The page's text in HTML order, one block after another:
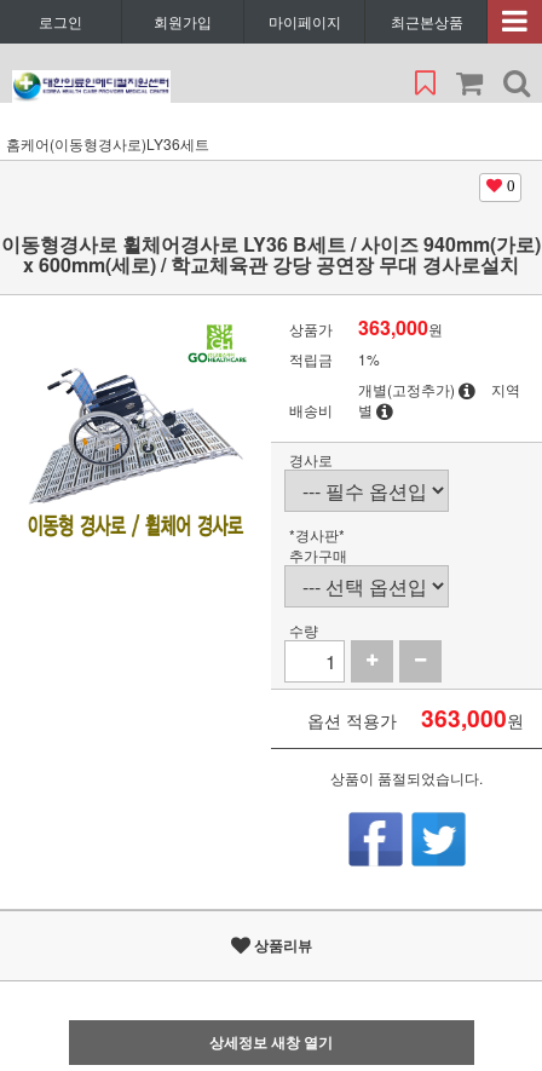
로그인 회원가입 마이페이지 최근본상품
홈케어(이동형경사로)LY36세트
0
이동형경사로 휠체어경사로 LY36 B세트 / 사이즈 940mm(가로)
x 600mm(세로) / 학교체육관 강당 공연장 무대 경사로설치
상품가 363,000원
적립금
1%
배송비
개별(고정추가)
지역
별
경사로
*경사판*
추가구매
수량
옵션 적용가 363,000원
상품이 품절되었습니다.
상품리뷰
상세정보 새창 열기